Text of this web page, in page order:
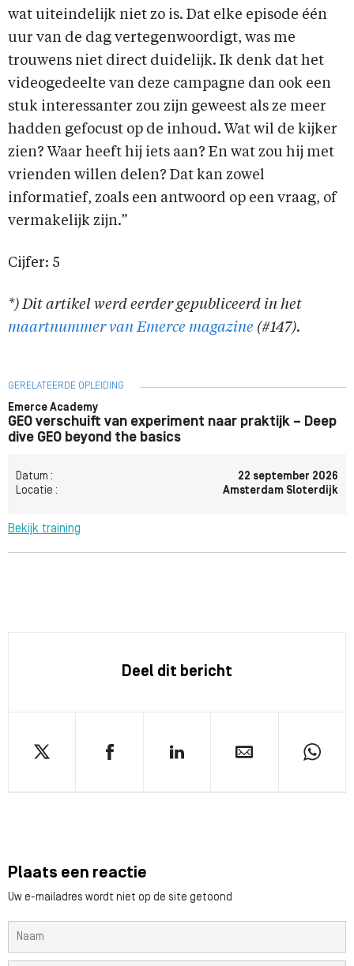
wat uiteindelijk niet zo is. Dat elke episode één
uur van de dag vertegenwoordigt, was me
trouwens niet direct duidelijk. Ik denk dat het
videogedeelte van deze campagne dan ook een
stuk interessanter zou zijn geweest als ze meer
hadden gefocust op de inhoud. Wat wil de kijker
zien? Waar heeft hij iets aan? En wat zou hij met
vrienden willen delen? Dat kan zowel
informatief, zoals een antwoord op een vraag, of
vermakelijk zijn.”
Cijfer: 5
*) Dit artikel werd eerder gepubliceerd in het
maartnummer van Emerce magazine (#147).
GERELATEERDE OPLEIDING
Emerce Academy
GEO verschuift van experiment naar praktijk – Deep
dive GEO beyond the basics
Datum :
22 september 2026
Locatie :
Amsterdam Sloterdijk
Bekijk training
Deel dit bericht
Plaats een reactie
Uw e-mailadres wordt niet op de site getoond